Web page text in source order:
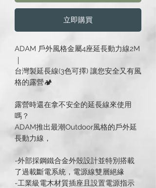
立即購買
ADAM 戶外風格金屬4座延長動力線2M
｜
台灣製延長線(3色可擇) 讓您安全又有風
格的露營🏕
露營時還在拿不安全的延長線來使用
嗎？
ADAM推出最潮Outdoor風格的戶外延
長動力線，
-外部採鋼鐵合金外殼設計並特別搭載
了過載斷電系統，電源線雙層絕緣
-工業級電木材質插座且設置電源指示